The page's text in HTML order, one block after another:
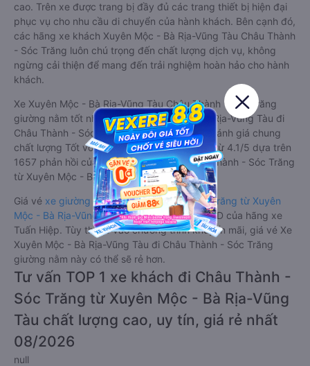
cao. Trên xe được trang bị đầy đủ các trang thiết bị hiện đại
phục vụ cho nhu cầu di chuyển của hành khách. Bên cạnh đó,
các hãng xe khách Xuyên Mộc - Bà Rịa-Vũng Tàu Châu Thành
- Sóc Trăng luôn chú trọng đến chất lượng dịch vụ, không
ngừng cải thiện để mang đến trải nghiệm hoàn hảo cho hành
khách.
Xe Xuyên Mộc - Bà Rịa-Vũng Tàu Châu Thành - Sóc Trăng
giường nằm tốt nhất: Xe từ Xuyên Mộc - Bà Rịa-Vũng Tàu đi
Châu Thành - Sóc Trăng giường nằm được đánh giá chung
chất lượng Tốt với điểm đánh giá trung bình từ 4.1/5 dựa trên
1657 phản hồi của hành khách Xe về Châu Thành - Sóc Trăng
từ Xuyên Mộc - Bà Rịa-Vũng Tàu.
Giá vé xe giường nằm đi Châu Thành - Sóc Trăng từ Xuyên
Mộc - Bà Rịa-Vũng Tàurẻ nhất là 340000VND của hãng xe
Tuấn Hiệp. Tùy thuộc vào chương trình khuyến mãi, giá vé Xe
Xuyên Mộc - Bà Rịa-Vũng Tàu đi Châu Thành - Sóc Trăng
giường nằm này có thể sẽ rẻ hơn.
Tư vấn TOP 1 xe khách đi Châu Thành -
Sóc Trăng từ Xuyên Mộc - Bà Rịa-Vũng
Tàu chất lượng cao, uy tín, giá rẻ nhất
08/2026
null